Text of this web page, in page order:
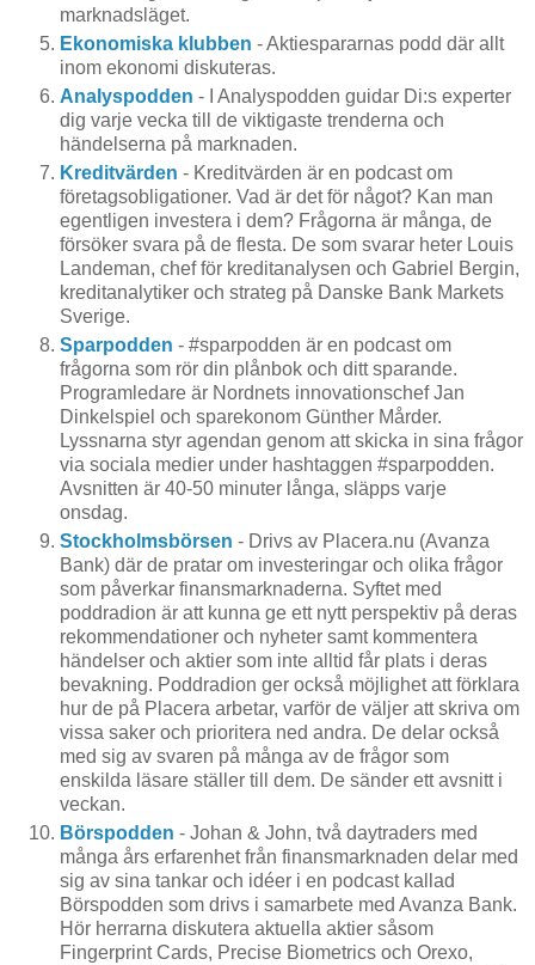
marknadsläget.
Ekonomiska klubben - Aktiespararnas podd där allt
inom ekonomi diskuteras.
Analyspodden - I Analyspodden guidar Di:s experter
dig varje vecka till de viktigaste trenderna och
händelserna på marknaden.
Kreditvärden - Kreditvärden är en podcast om
företagsobligationer. Vad är det för något? Kan man
egentligen investera i dem? Frågorna är många, de
försöker svara på de flesta. De som svarar heter Louis
Landeman, chef för kreditanalysen och Gabriel Bergin,
kreditanalytiker och strateg på Danske Bank Markets
Sverige.
Sparpodden - #sparpodden är en podcast om
frågorna som rör din plånbok och ditt sparande.
Programledare är Nordnets innovationschef Jan
Dinkelspiel och sparekonom Günther Mårder.
Lyssnarna styr agendan genom att skicka in sina frågor
via sociala medier under hashtaggen #sparpodden.
Avsnitten är 40-50 minuter långa, släpps varje
onsdag.
Stockholmsbörsen - Drivs av Placera.nu (Avanza
Bank) där de pratar om investeringar och olika frågor
som påverkar finansmarknaderna. Syftet med
poddradion är att kunna ge ett nytt perspektiv på deras
rekommendationer och nyheter samt kommentera
händelser och aktier som inte alltid får plats i deras
bevakning. Poddradion ger också möjlighet att förklara
hur de på Placera arbetar, varför de väljer att skriva om
vissa saker och prioritera ned andra. De delar också
med sig av svaren på många av de frågor som
enskilda läsare ställer till dem. De sänder ett avsnitt i
veckan.
Börspodden - Johan & John, två daytraders med
många års erfarenhet från finansmarknaden delar med
sig av sina tankar och idéer i en podcast kallad
Börspodden som drivs i samarbete med Avanza Bank.
Hör herrarna diskutera aktuella aktier såsom
Fingerprint Cards, Precise Biometrics och Orexo,